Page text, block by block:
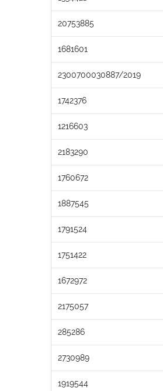
20753885
1681601
2300700030887/2019
1742376
1216603
2183290
1760672
1887545
1791524
1751422
1672972
2175057
285286
2730989
1919544